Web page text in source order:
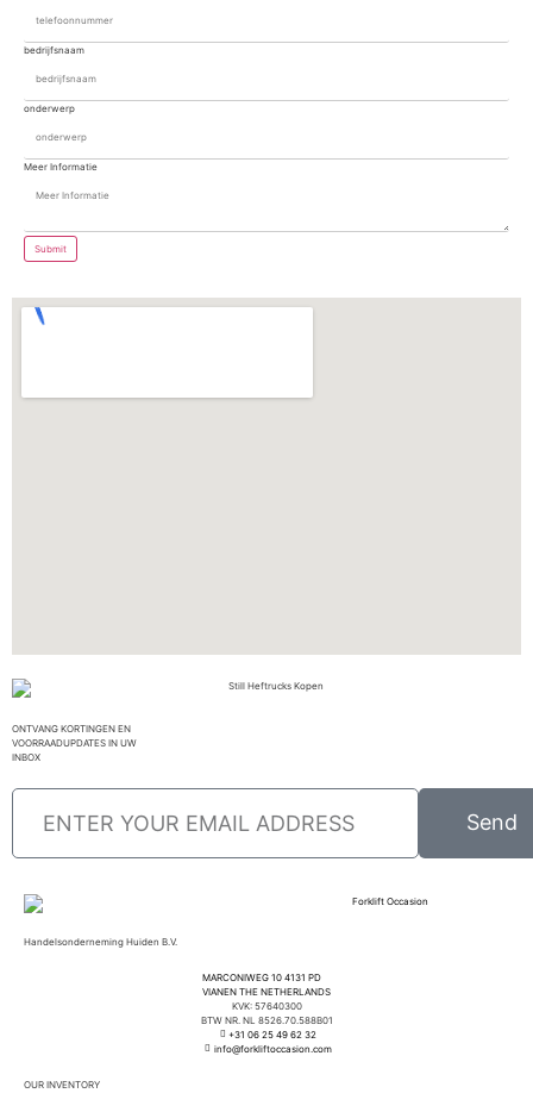
bedrijfsnaam
onderwerp
Meer Informatie
Submit
ONTVANG KORTINGEN EN
VOORRAADUPDATES IN UW
INBOX
Send
Handelsonderneming Huiden B.V.
MARCONIWEG 10 4131 PD
VIANEN THE NETHERLANDS
KVK: 57640300
BTW NR. NL 8526.70.588B01
+31 06 25 49 62 32
info@forkliftoccasion.com
OUR INVENTORY